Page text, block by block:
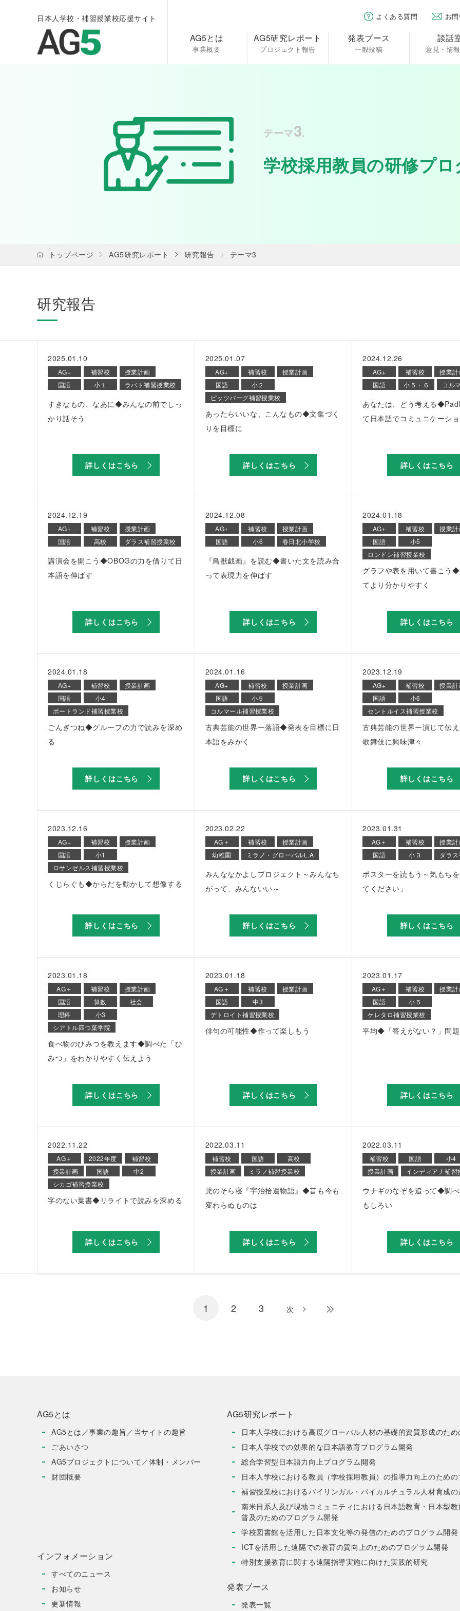
日本人学校・補習授業校応援サイト よくある質問 お
AG5とは
事業概要
AG5研究レポート
プロジェクト報告
発表ブース
一般投稿
談話
意見・情
テーマ3.
学校採用教員の研修プロ
トップページ AG5研究レポート 研究報告 テーマ3
研究報告
2025.01.10
AG+ 補習校
授業計画
国語
小１ ラバト補習授業校
すきなもの、なあに◆みんなの前でしっ
かり話そう
詳しくはこちら
2025.01.07
AG+ 補習校
授業計画
国語
小２
ピッツバーグ補習授業校
あったらいいな、こんなもの◆文集づく
りを目標に
詳しくはこちら
2024.12.26
AG+ 補習校
授業
国語
小５・６ コル
あなたは、どう考える
て日本語でコミュニケーシ
詳しくはこちら
2024.12.19
AG+ 補習校
授業計画
国語
高校 ダラス補習授業校
講演会を開こう◆OBOGの力を借りて日
本語を伸ばす
詳しくはこちら
2024.12.08
AG+ 補習校
授業計画
国語
小6 春日北小学校
『鳥獣戯画』を読む◆書いた文を読み合
って表現力を伸ばす
詳しくはこちら
2024.01.18
AG+ 補習校
授業
国語
小5
ロンドン補習授業校
グラフや表を用いて書こう
てより分かりやすく
詳しくはこちら
2024.01.18
AG+ 補習校
授業計画
国語
小4
ポートランド補習授業校
ごんぎつね◆グループの力で読みを深め
る
詳しくはこちら
2024.01.16
AG+ 補習校
授業計画
国語
小５
コルマール補習授業校
古典芸能の世界ー落語◆発表を目標に日
本語をみがく
詳しくはこちら
2023.12.19
AG+ 補習校
授業
国語
小6
セントルイス補習授業校
古典芸能の世界ー演じて伝
歌舞伎に興味津々
詳しくはこちら
2023.12.16
AG+ 補習校
授業計画
国語
小1
ロサンゼルス補習授業校
くじらぐも◆からだを動かして想像する
詳しくはこちら
2023.02.22
AG＋ 補習校
授業計画
幼稚園
ミラノ・グローバルL.A
みんななかよしプロジェクト～みんなち
がって、みんないい～
詳しくはこちら
2023.01.31
AG＋ 補習校
授業
国語
小３ ダラ
ポスターを読もう～気もち
てください」
詳しくはこちら
2023.01.18
AG＋ 補習校
授業計画
国語
算数
社会
理科
小3
シアトル四つ葉学院
食べ物のひみつを教えます◆調べた「ひ
みつ」をわかりやすく伝えよう
詳しくはこちら
2023.01.18
AG＋ 補習校
授業計画
国語
中3
デトロイト補習授業校
俳句の可能性◆作って楽しもう
詳しくはこちら
2023.01.17
AG＋ 補習校
授業
国語
小５
ケレタロ補習授業校
平均◆「答えがない？」問
詳しくはこちら
2022.11.22
AG＋ 2022年度
補習校
授業計画
国語
中2
シカゴ補習授業校
字のない葉書◆リライトで読みを深める
詳しくはこちら
2022.03.11
補習校 国語
高校
授業計画
ミラノ補習授業校
児のそら寝『宇治拾遺物語』◆昔も今も
変わらぬものは
詳しくはこちら
2022.03.11
補習校 国語
小4
授業計画
インディアナ補習
ウナギのなぞを追って◆調
もしろい
詳しくはこちら
1 2 3 次
AG5とは
AG5とは／事業の趣旨／当サイトの趣旨
ごあいさつ
AG5プロジェクトについて／体制・メンバー
財団概要
インフォメーション
すべてのニュース
お知らせ
更新情報
AG5研究レポート
日本人学校における高度グローバル人材の基礎的資質形成のた
日本人学校での効果的な日本語教育プログラム開発
総合学習型日本語力向上プログラム開発
日本人学校における教員（学校採用教員）の指導力向上のため
補習授業校におけるバイリンガル・バイカルチュラル人材育成
南米日系人及び現地コミュニティにおける日本語教育・日本型教
普及のためのプログラム開発
学校図書館を活用した日本文化等の発信のためのプログラム開発
ICTを活用した遠隔での教育の質向上のためのプログラム開発
特別支援教育に関する遠隔指導実施に向けた実践的研究
発表ブース
発表一覧